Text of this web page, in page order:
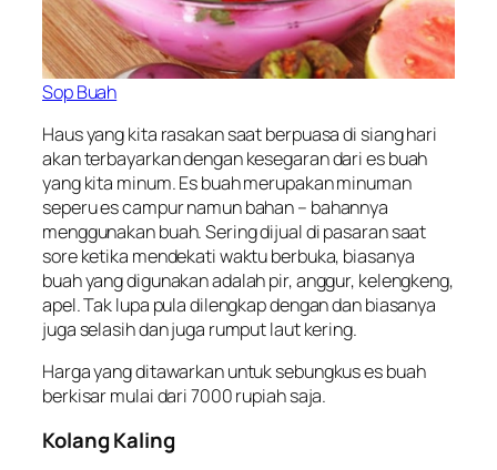
Sop Buah
Haus yang kita rasakan saat berpuasa di siang hari
akan terbayarkan dengan kesegaran dari es buah
yang kita minum. Es buah merupakan minuman
seperu es campur namun bahan – bahannya
menggunakan buah. Sering dijual di pasaran saat
sore ketika mendekati waktu berbuka, biasanya
buah yang digunakan adalah pir, anggur, kelengkeng,
apel. Tak lupa pula dilengkap dengan dan biasanya
juga selasih dan juga rumput laut kering.
Harga yang ditawarkan untuk sebungkus es buah
berkisar mulai dari 7000 rupiah saja.
Kolang Kaling